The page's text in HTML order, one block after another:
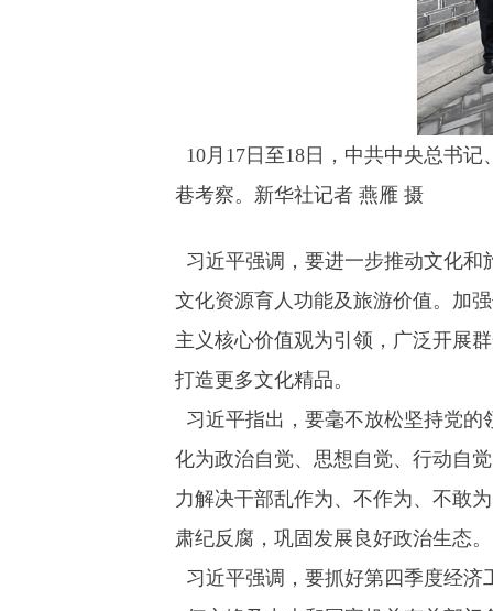
10月17日至18日，中共中央总书
巷考察。新华社记者 燕雁 摄
习近平强调，要进一步推动文化
文化资源育人功能及旅游价值。加
主义核心价值观为引领，广泛开展
打造更多文化精品。
习近平指出，要毫不放松坚持党
化为政治自觉、思想自觉、行动自
力解决干部乱作为、不作为、不敢
肃纪反腐，巩固发展良好政治生态。
习近平强调，要抓好第四季度经